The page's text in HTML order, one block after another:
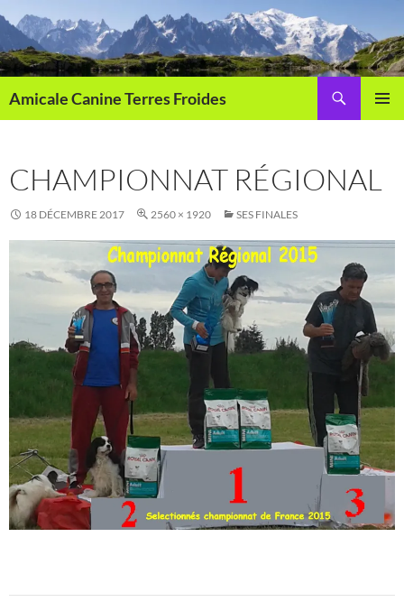
au
contenu
Amicale Canine Terres Froides
CHAMPIONNAT RÉGIONAL
18 DÉCEMBRE 2017 2560 × 1920 SES FINALES